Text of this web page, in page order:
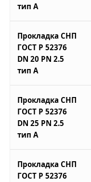
тип A
Прокладка СНП
ГОСТ Р 52376
DN 20 PN 2.5
тип A
Прокладка СНП
ГОСТ Р 52376
DN 25 PN 2.5
тип A
Прокладка СНП
ГОСТ Р 52376